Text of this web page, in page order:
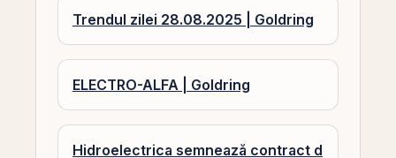
Trendul zilei 28.08.2025 | Goldring
ELECTRO-ALFA | Goldring
Hidroelectrica semnează contract d